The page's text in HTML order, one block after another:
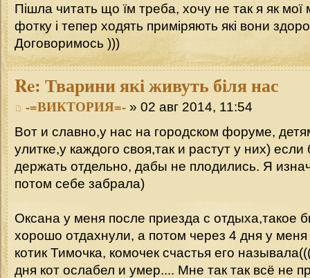
Пішла читать що їм треба, хочу не так я як мої
фотку і тепер ходять приміряють які вони
Договоримось )))
Re: Тварини які живуть біля нас
-=ВИКТОРИЯ=- » 02 авг 2014, 11:54
Вот и славно,у нас на городском форуме,
улитке,у каждого своя,так и растут у них)
держать отдельно, дабы не плодились. Я
потом себе забрала)
Оксана у меня после приезда с отдыха,такое
хорошо отдахнули, а потом через 4 дня у
котик Тимочка, комочек счастья его
дня кот ослабел и умер.... Мне так так всё не